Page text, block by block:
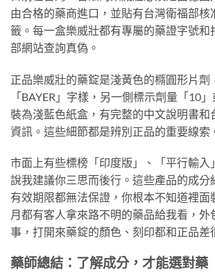
由合格的藥商進口，並貼有台灣衛福部核
籤。每一盒樂威壯都有專屬的藥證字號和
部網站查詢真偽。
正品樂威壯的藥錠是淺黃色的橢圓形片劑
「BAYER」字樣，另一側標示劑量「10
裝為淺藍色紙盒，有完整的中文說明書和
資訊。這些細節都是辨別正品的重要線索
市面上有些標榜「印度版」、「平行輸入
說我建議你三思而後行。這些產品的成分
有效期限都無法保證，你根本不知道裡面
月都有客人拿來路不明的藥品給我看，外
事，打開來藥錠的顏色、刻印都和正品差
藥師總結：了解成分，才能選對藥